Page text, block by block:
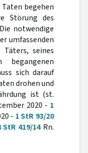
begehen
Störung des
notwendige
umfassenden
Täters, seines
sich darauf
drohen und
ist (st.
2020 - 1
- 1 StR 93/20
StR 419/14Rn.